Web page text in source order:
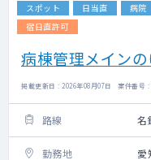
スポット 日当直 病院
宿日直許可
病棟管理メイン
掲載更新日 : 2026年08月07日 案件番号 :
路線 名
勤務地 愛